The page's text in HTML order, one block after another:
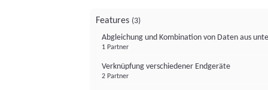
Features (3)
Abgleichung und Kombination von Daten aus
1 Partner
Verknüpfung verschiedener Endgeräte
2 Partner